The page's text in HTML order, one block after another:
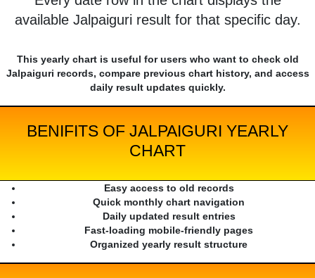
available Jalpaiguri result for that specific day.
This yearly chart is useful for users who want to check old
Jalpaiguri records, compare previous chart history, and access
daily result updates quickly.
BENIFITS OF JALPAIGURI YEARLY
CHART
Easy access to old records
Quick monthly chart navigation
Daily updated result entries
Fast-loading mobile-friendly pages
Organized yearly result structure